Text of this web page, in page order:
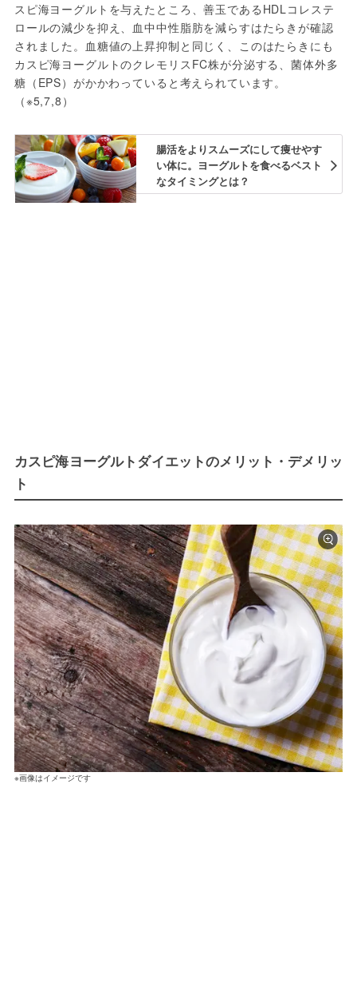
スピ海ヨーグルトを与えたところ、善玉であるHDLコレステ
ロールの減少を抑え、血中中性脂肪を減らすはたらきが確認
されました。血糖値の上昇抑制と同じく、このはたらきにも
カスピ海ヨーグルトのクレモリスFC株が分泌する、菌体外多
糖（EPS）がかかわっていると考えられています。
（※5,7,8）
腸活をよりスムーズにして痩せやす
い体に。ヨーグルトを食べるベスト
なタイミングとは？
カスピ海ヨーグルトダイエットのメリット・デメリッ
ト
※画像はイメージです